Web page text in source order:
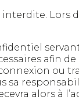
interdite.
afin
ou
alors à